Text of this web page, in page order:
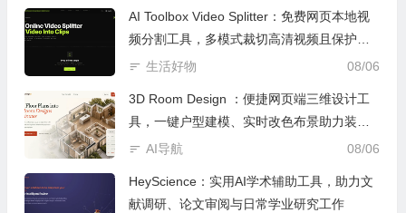
AI Toolbox Video Splitter：免费网页本地视
频分割工具，多模式裁切高清视频且保护隐
私
08/06
生活好物
3D Room Design ：便捷网页端三维设计工
具，一键户型建模、实时改色布景助力装修
设计
08/06
AI导航
HeyScience：实用AI学术辅助工具，助力文
献调研、论文审阅与日常学业研究工作